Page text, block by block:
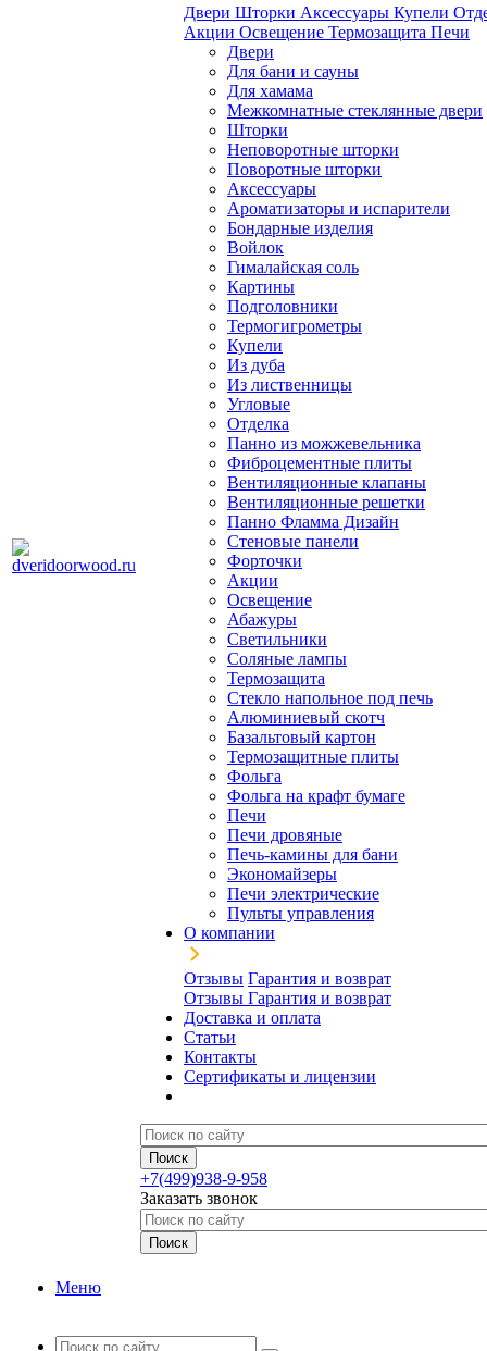
Двери Шторки Аксессуары Купели
Акции Освещение Термозащита Печи
Двери
Для бани и сауны
Для хамама
Межкомнатные стеклянные двери
Шторки
Неповоротные шторки
Поворотные шторки
Аксессуары
Ароматизаторы и испарители
Бондарные изделия
Войлок
Гималайская соль
Картины
Подголовники
Термогигрометры
Купели
Из дуба
Из лиственницы
Угловые
Отделка
Панно из можжевельника
Фиброцементные плиты
Вентиляционные клапаны
Вентиляционные решетки
Панно Фламма Дизайн
Стеновые панели
Форточки
Акции
Освещение
Абажуры
Светильники
Соляные лампы
Термозащита
Стекло напольное под печь
Алюминиевый скотч
Базальтовый картон
Термозащитные плиты
Фольга
Фольга на крафт бумаге
Печи
Печи дровяные
Печь-камины для бани
Экономайзеры
Печи электрические
Пульты управления
О компании
Отзывы Гарантия и возврат
Отзывы Гарантия и возврат
Доставка и оплата
Статьи
Контакты
Сертификаты и лицензии
+7(499)938-9-958
Заказать звонок
Меню